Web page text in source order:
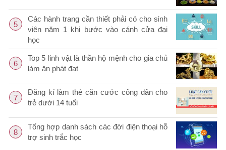
5
Các hành trang cần thiết phải có cho sinh
viên năm 1 khi bước vào cánh cửa đại
học
6
Top 5 linh vật là thần hộ mệnh cho gia chủ
làm ăn phát đạt
7
Đăng kí làm thẻ căn cước công dân cho
trẻ dưới 14 tuổi
8
Tổng hợp danh sách các đời điện thoại hỗ
trợ sinh trắc học